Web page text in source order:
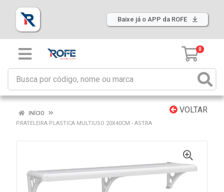
Baixe já o APP da ROFE
0
VOLTAR
INÍCIO
PRATELEIRA PLASTICA MULTIUSO 20X40CM - ASTRA